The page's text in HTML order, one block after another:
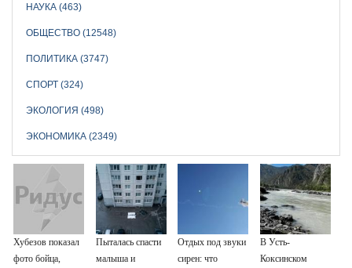
НАУКА (463)
ОБЩЕСТВО (12548)
ПОЛИТИКА (3747)
СПОРТ (324)
ЭКОЛОГИЯ (498)
ЭКОНОМИКА (2349)
Хубезов показал
фото бойца,
Пыталась спасти
малыша и
Отдых под звуки
сирен: что
В Усть-
Коксинском